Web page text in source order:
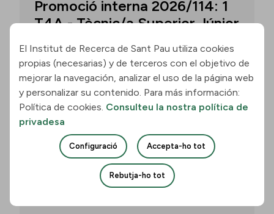
Promoció interna 2026/114: 1
T4A - Tècnic/a Superior Júnior
Convocatòria per a un/a T4A - Tècnic/a
Superior Júnior al grup Neurobiologia de
les Demències - Multilingual Aphasia &
Dementia Research Lab. Termini: 11
d’agost de 2026, 15.00 h.
Uneix-te
El Institut de Recerca de Sant Pau utiliza cookies
propias (necesarias) y de terceros con el objetivo de
mejorar la navegación, analizar el uso de la página web
y personalizar su contenido. Para más información:
Política de cookies. Consulteu la nostra política de
privadesa
Configuració Accepta-ho tot
Rebutja-ho tot